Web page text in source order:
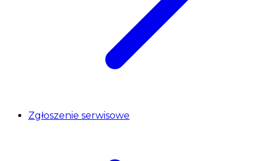
Zgłoszenie serwisowe